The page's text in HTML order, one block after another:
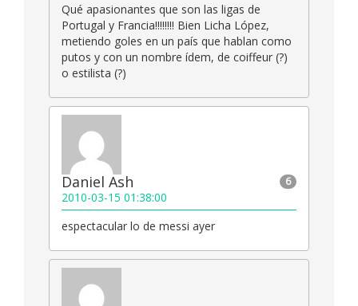
Qué apasionantes que son las ligas de
Portugal y Francia!!!!!!!! Bien Licha López,
metiendo goles en un país que hablan como
putos y con un nombre ídem, de coiffeur (?)
o estilista (?)
6
Daniel Ash
2010-03-15 01:38:00
espectacular lo de messi ayer